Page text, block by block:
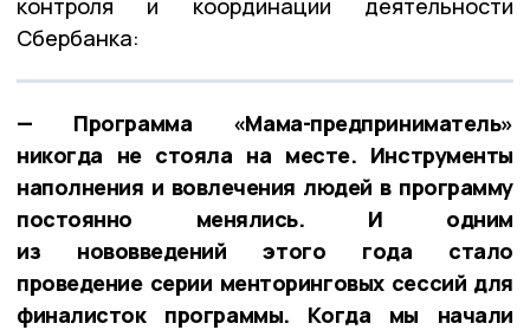
контроля и координации деятельности
Сбербанка:
— Программа «Мама-предприниматель»
никогда не стояла на месте. Инструменты
наполнения и вовлечения людей в программу
постоянно менялись. И одним
из нововведений этого года стало
проведение серии менторинговых сессий для
финалисток программы. Когда мы начали